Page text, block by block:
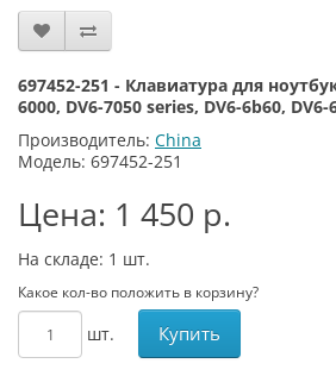
697452-251 - Клавиатура для
6000, DV6-7050 series, DV6-6b60, DV6-
Производитель: China
Модель: 697452-251
Цена: 1 450 р.
На складе: 1 шт.
Какое кол-во положить в корзину?
шт. Купить